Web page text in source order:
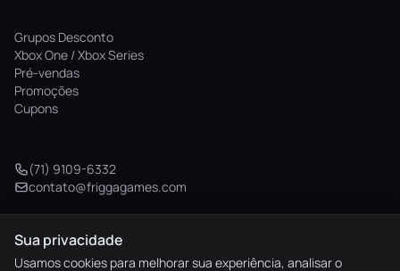
Grupos Desconto
Xbox One / Xbox Series
Pré-vendas
Promoções
Cupons
(71) 9109-6332
contato@friggagames.com
© 2026 Frigga Games. Todos os direitos reservados.
Sua privacidade
Usamos cookies para melhorar sua experiência, analisar o